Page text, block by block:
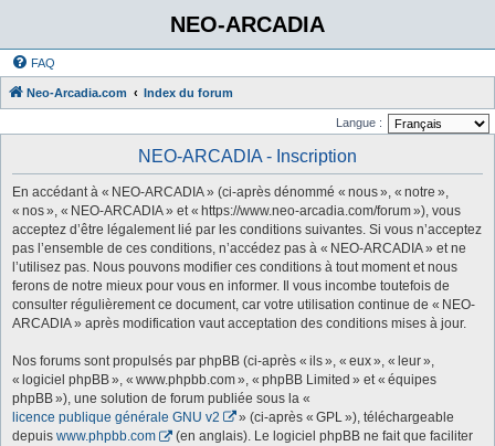
NEO-ARCADIA
FAQ
Neo-Arcadia.com Index du forum
Langue :
NEO-ARCADIA - Inscription
En accédant à « NEO-ARCADIA » (ci-après dénommé « nous », « notre »,
« nos », « NEO-ARCADIA » et « https://www.neo-arcadia.com/forum »), vous
acceptez d’être légalement lié par les conditions suivantes. Si vous n’acceptez
pas l’ensemble de ces conditions, n’accédez pas à « NEO-ARCADIA » et ne
l’utilisez pas. Nous pouvons modifier ces conditions à tout moment et nous
ferons de notre mieux pour vous en informer. Il vous incombe toutefois de
consulter régulièrement ce document, car votre utilisation continue de « NEO-
ARCADIA » après modification vaut acceptation des conditions mises à jour.
Nos forums sont propulsés par phpBB (ci-après « ils », « eux », « leur »,
« logiciel phpBB », « www.phpbb.com », « phpBB Limited » et « équipes
phpBB »), une solution de forum publiée sous la «
licence publique générale GNU v2
» (ci-après « GPL »), téléchargeable
depuis www.phpbb.com
(en anglais). Le logiciel phpBB ne fait que faciliter